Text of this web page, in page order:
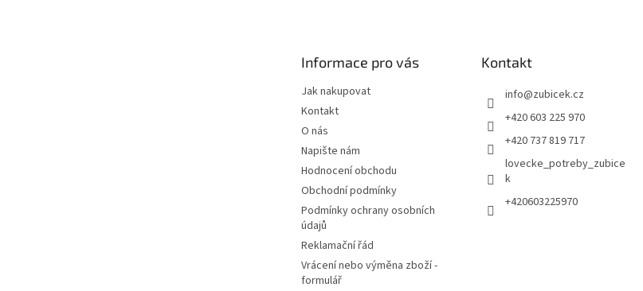
Informace pro vás
Jak nakupovat
Kontakt
O nás
Napište nám
Hodnocení obchodu
Obchodní podmínky
Podmínky ochrany osobních
údajů
Reklamační řád
Vrácení nebo výměna zboží -
formulář
Kontakt
info@zubicek.cz
+420 603 225 970
+420 737 819 717
lovecke_potreby_zubice
k
+420603225970